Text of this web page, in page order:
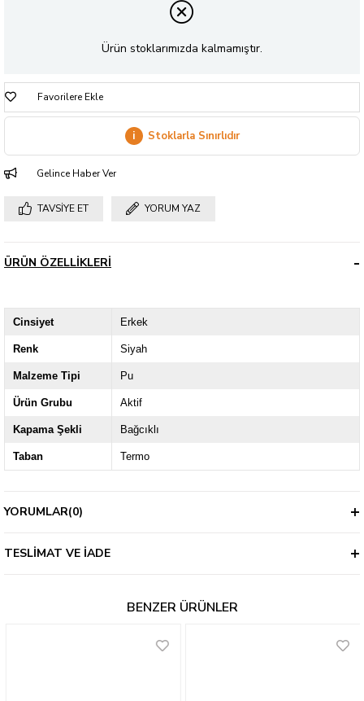
Ürün stoklarımızda kalmamıştır.
Favorilere Ekle
i Stoklarla Sınırlıdır
Gelince Haber Ver
TAVSIYE ET YORUM YAZ
ÜRÜN ÖZELLIKLERI
Cinsiyet Erkek
Renk Siyah
Malzeme Tipi Pu
Ürün Grubu Aktif
Kapama Şekli Bağcıklı
Taban Termo
YORUMLAR(0)
TESLIMAT VE İADE
BENZER ÜRÜNLER